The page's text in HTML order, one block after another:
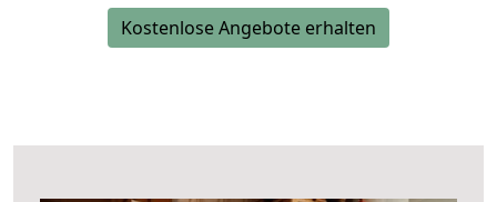
Kostenlose Angebote erhalten